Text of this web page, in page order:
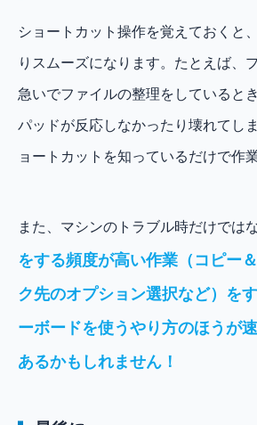
ショートカット操作を覚えておくと
りスムーズになります。たとえば、
急いでファイルの整理をしていると
パッドが反応しなかったり壊れてし
ョートカットを知っているだけで作
また、マシンのトラブル時だけではな
をする頻度が高い作業（コピー
ク先のオプション選択など）を
ーボードを使うやり方のほうが
あるかもしれません！